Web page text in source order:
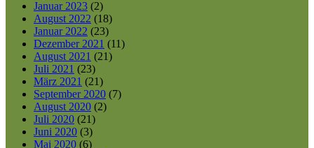
Januar 2023 (2)
August 2022 (18)
Januar 2022 (23)
Dezember 2021 (11)
August 2021 (21)
Juli 2021 (23)
März 2021 (21)
September 2020 (7)
August 2020 (2)
Juli 2020 (21)
Juni 2020 (3)
Mai 2020 (6)